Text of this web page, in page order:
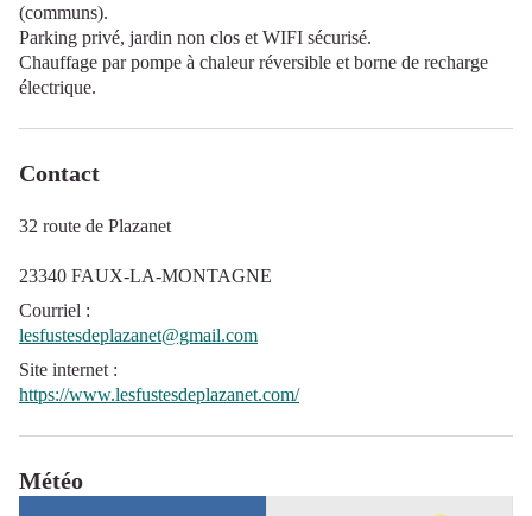
(communs).
Parking privé, jardin non clos et WIFI sécurisé.
Chauffage par pompe à chaleur réversible et borne de recharge
électrique.
Contact
32 route de Plazanet
23340 FAUX-LA-MONTAGNE
Courriel :
lesfustesdeplazanet@gmail.com
Site internet :
https://www.lesfustesdeplazanet.com/
Météo